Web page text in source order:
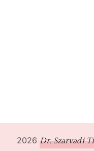
2026Dr. Szarvadi